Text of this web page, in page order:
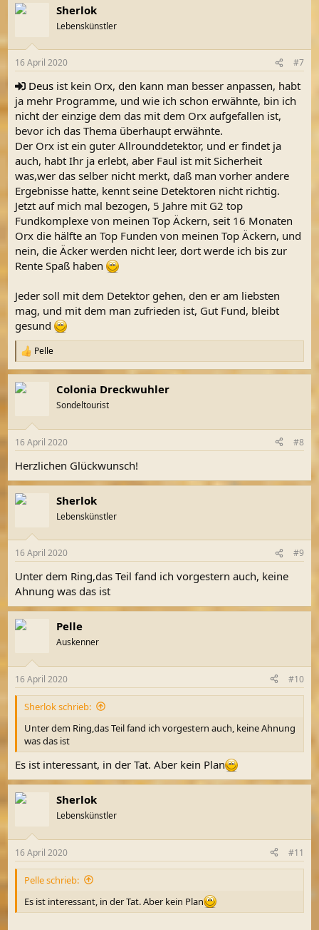
k
e
:
Sherlok
Lebenskünstler
16 April 2020 #7
Deus ist kein Orx, den kann man besser anpassen, habt
ja mehr Programme, und wie ich schon erwähnte, bin ich
nicht der einzige dem das mit dem Orx aufgefallen ist,
bevor ich das Thema überhaupt erwähnte.
Der Orx ist ein guter Allrounddetektor, und er findet ja
auch, habt Ihr ja erlebt, aber Faul ist mit Sicherheit
was,wer das selber nicht merkt, daß man vorher andere
Ergebnisse hatte, kennt seine Detektoren nicht richtig.
Jetzt auf mich mal bezogen, 5 Jahre mit G2 top
Fundkomplexe von meinen Top Äckern, seit 16 Monaten
Orx die hälfte an Top Funden von meinen Top Äckern, und
nein, die Äcker werden nicht leer, dort werde ich bis zur
Rente Spaß haben
Jeder soll mit dem Detektor gehen, den er am liebsten
mag, und mit dem man zufrieden ist, Gut Fund, bleibt
gesund
R
e
a
k
e
:
Pelle
Colonia Dreckwuhler
Sondeltourist
16 April 2020 #8
Herzlichen Glückwunsch!
Sherlok
Lebenskünstler
16 April 2020 #9
Unter dem Ring,das Teil fand ich vorgestern auch, keine
Ahnung was das ist
Pelle
Auskenner
16 April 2020 #10
Sherlok schrieb:
Unter dem Ring,das Teil fand ich vorgestern auch, keine Ahnung
was das ist
Es ist interessant, in der Tat. Aber kein Plan
Sherlok
Lebenskünstler
16 April 2020 #11
Pelle schrieb:
Es ist interessant, in der Tat. Aber kein Plan